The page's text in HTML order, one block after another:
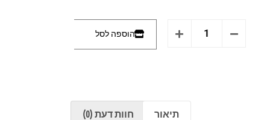
הוספה לסל
תיאור חוות דעת (0)